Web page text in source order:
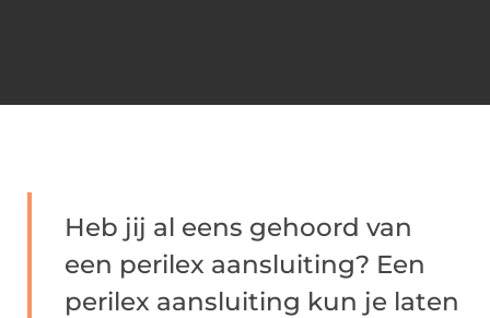
Heb jij al eens gehoord van
een perilex aansluiting? Een
perilex aansluiting kun je laten